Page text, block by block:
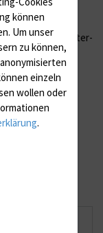
der computer-
des
Digitale
um das
zu
können
Um unser
zu können,
einzeln
wollen oder
.